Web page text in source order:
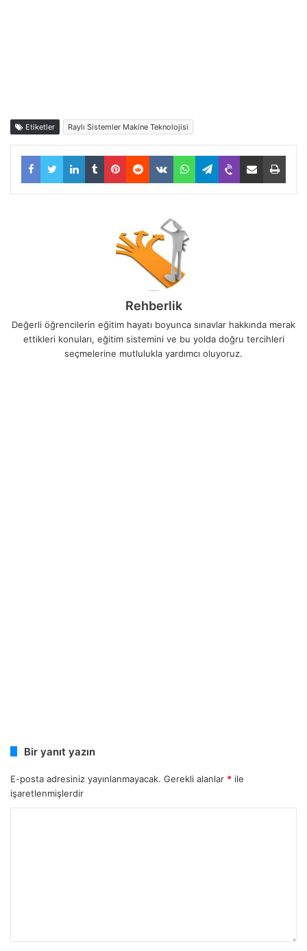
Etiketler Raylı Sistemler Makine Teknolojisi
Facebook
TwitterLinkedIn
TumblrPinterest
RedditVKontakteWhatsAppTelegram
ViberE-Posta ile paylaş
Rehberlik
Değerli öğrencilerin eğitim hayatı boyunca sınavlar hakkında merak
ettikleri konuları, eğitim sistemini ve bu yolda doğru tercihleri
seçmelerine mutlulukla yardımcı oluyoruz.
Bir yanıt yazın
E-posta adresiniz yayınlanmayacak. Gerekli alanlar * ile
işaretlenmişlerdir